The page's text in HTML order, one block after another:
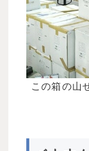
この箱の山